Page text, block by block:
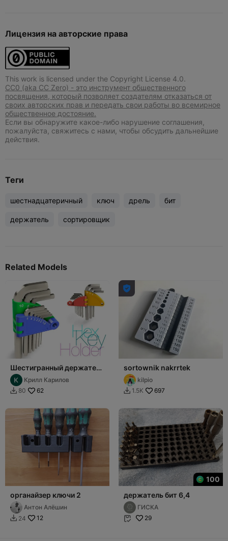
Лицензия на авторские права
This work is licensed under the Copyright License 4.0.
CC0 (aka CC Zero) - это инструмент общественного
посвящения, который позволяет создателям отказаться от
своих авторских прав и передать свои работы во всемирное
общественное достояние.
Если вы обнаружите какое-либо нарушение соглашения,
пожалуйста, свяжитесь с нами, чтобы обсудить дальнейшие
действия.
Теги
шестнадцатеричный ключ дрель бит
держатель сортировщик
Related Models
Шестигранный держатель
- бабочкаКрилл Карилов
 80 62

sortownik nakrrtek
kilpio
 1.5K 697
органайзер ключи 2
Антон Алёшин
 24 12
100
держатель бит 6,4
ГИСКА
 29